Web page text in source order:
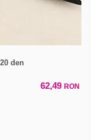
den
62,49 RON